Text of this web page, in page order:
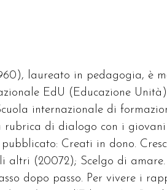
laureato in pedagogia, è
EdU (Educazione
internazionale di
rubrica di dialogo con i
Creati in dono.
altri (20072); Scelgo di
dopo passo. Per vivere i